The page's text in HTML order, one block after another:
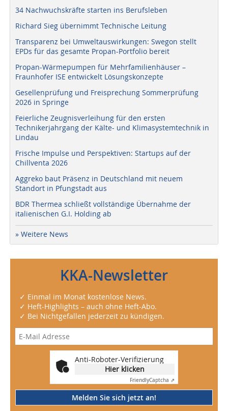
34 Nachwuchskräfte starten ins Berufsleben
Richard Sieg übernimmt Technische Leitung
Transparenz bei Umweltauswirkungen: Swegon stellt
EPDs für das gesamte Propan-Portfolio bereit
Propan-Wärmepumpen für Mehrfamilienhäuser –
Fraunhofer ISE entwickelt Lösungskonzepte
Gesellenprüfung und Freisprechung Sommerprüfung
2026 in Springe
Feierliche Zeugnisverleihung für den ersten
Technikerjahrgang der Kälte- und Klimasystemtechnik in
Lindau
Frische Impulse und Perspektiven: Startups auf der
Chillventa 2026
Aggreko baut Präsenz in Deutschland mit neuem
Standort in Pfungstadt aus
BDR Thermea schließt vollständige Übernahme der
italienischen G.I. Holding ab
» Weitere News
KKA-Newsletter
✓ Einmal im Monat kostenlose News.
✓ Heft-Highlights – auch ohne Heft-Abo.
✓ Bei Nichtgefallen jederzeit zu kündigen.
Anti-Roboter-Verifizierung
Hier klicken
FriendlyCaptcha ⇗
Melden Sie sich jetzt an!